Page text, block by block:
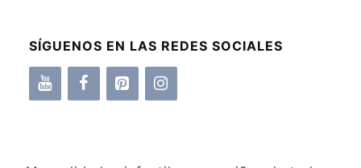
SÍGUENOS EN LAS REDES SOCIALES